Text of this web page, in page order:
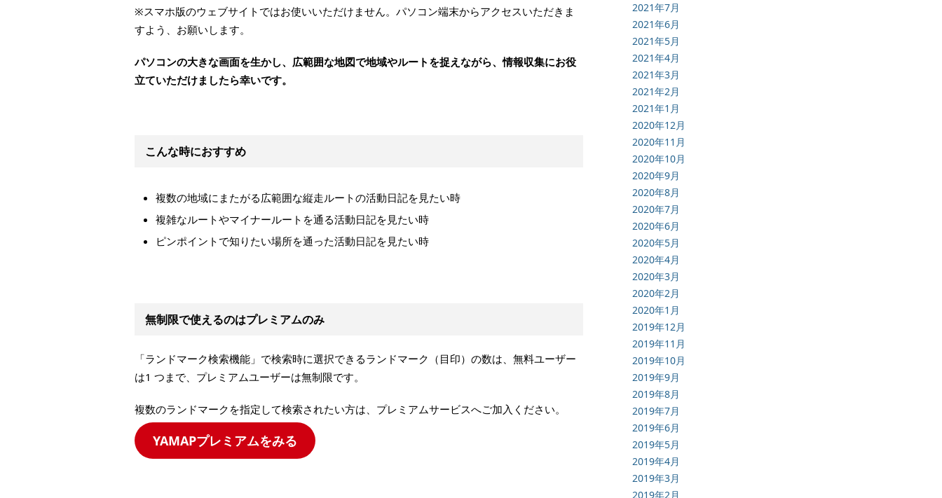
※スマホ版のウェブサイトではお使いいただけません。パソコン端末からアクセスいただきま
すよう、お願いします。
パソコンの大きな画面を生かし、広範囲な地図で地域やルートを捉えながら、情報収集にお役
立ていただけましたら幸いです。
こんな時におすすめ
複数の地域にまたがる広範囲な縦走ルートの活動日記を見たい時
複雑なルートやマイナールートを通る活動日記を見たい時
ピンポイントで知りたい場所を通った活動日記を見たい時
無制限で使えるのはプレミアムのみ
「ランドマーク検索機能」で検索時に選択できるランドマーク（目印）の数は、無料ユーザー
は1 つまで、プレミアムユーザーは無制限です。
複数のランドマークを指定して検索されたい方は、プレミアムサービスへご加入ください。
YAMAPプレミアムをみる
2021年7月
2021年6月
2021年5月
2021年4月
2021年3月
2021年2月
2021年1月
2020年12月
2020年11月
2020年10月
2020年9月
2020年8月
2020年7月
2020年6月
2020年5月
2020年4月
2020年3月
2020年2月
2020年1月
2019年12月
2019年11月
2019年10月
2019年9月
2019年8月
2019年7月
2019年6月
2019年5月
2019年4月
2019年3月
2019年2月